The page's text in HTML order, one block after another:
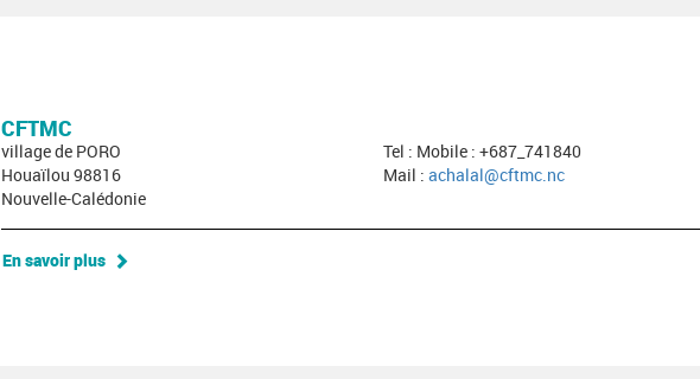
CFTMC
village de PORO
Houaïlou 98816
Nouvelle-Calédonie
Tel : Mobile : +687_741840
Mail : achalal@cftmc.nc
En savoir plus